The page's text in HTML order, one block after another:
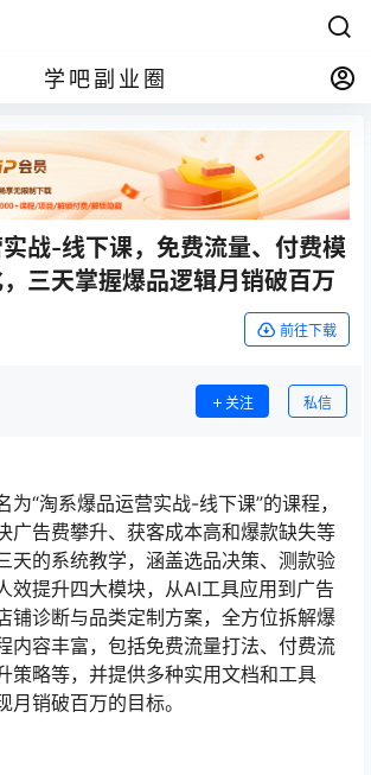
学吧副业圈
战-线下课，免费流量、付费模
三天掌握爆品逻辑月销破百万
前往下载
关注 私信
为“淘系爆品运营实战-线下课”的课程，
广告费攀升、获客成本高和爆款缺失等
天的系统教学，涵盖选品决策、测款验
效提升四大模块，从AI工具应用到广告
铺诊断与品类定制方案，全方位拆解爆
内容丰富，包括免费流量打法、付费流
策略等，并提供多种实用文档和工具
月销破百万的目标。